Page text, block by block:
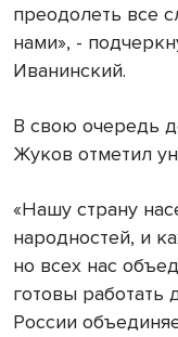
преодолеть все
нами», -
Иванинский.
В свою очередь
Жуков отметил
«Нашу страну
народностей, и
но всех нас
готовы
России